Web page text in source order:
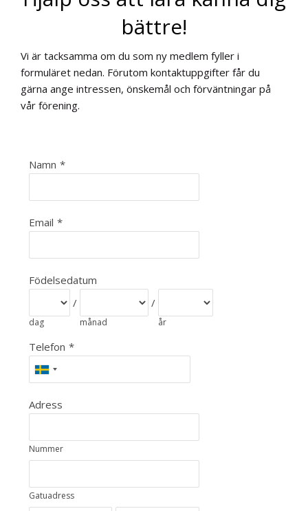
bättre!
Vi är tacksamma om du som ny medlem fyller i
formuläret nedan. Förutom kontaktuppgifter får du
gärna ange intressen, önskemål och förväntningar på
vår förening.
Namn *
Email *
Födelsedatum
dag
/
månad
/
år
Telefon *
Adress
Nummer
Gatuadress